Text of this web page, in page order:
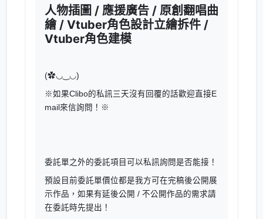
人物插圖 / 應援廣告 / 原創翻唱曲
繪 / Vtuber角色設計立繪拆件 /
Vtuber角色建模
(✿◡‿◡)
※如果Clibo的私訊三天沒有回覆的話歡迎直接E
mail來信詢問！※
委託單之外的委託項目可以私訊詢問是否能接！
預設目前委託單價位都是我方可在完稿後公開展
示作品，如果有延後公開 / 不公開作品的需求請
在委託時先提出！